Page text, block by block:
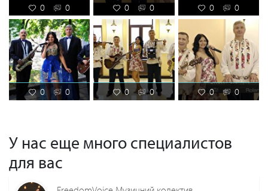
0 0 0 0 0 0
0 0 0 0 0 0
У нас еще много специалистов
для вас